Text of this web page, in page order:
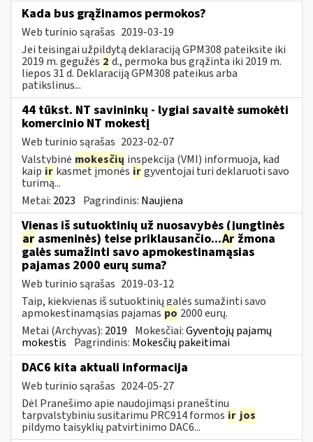
Kada bus grąžinamos permokos?
Web turinio sąrašas 2019-03-19
Jei teisingai užpildytą deklaraciją GPM308 pateiksite iki
2019 m. gegužės 2 d., permoka bus grąžinta iki 2019 m.
liepos 31 d. Deklaraciją GPM308 pateikus arba
patikslinus...
44 tūkst. NT savininkų - lygiai savaitė sumokėti
komercinio NT mokestį
Web turinio sąrašas 2023-02-07
Valstybinė mokesčių inspekcija (VMI) informuoja, kad
kaip ir kasmet įmonės irgyventojai turi deklaruoti savo
turimą...
Metai: 2023 Pagrindinis: Naujiena
Vienas iš sutuoktinių už nuosavybės (jungtinės
ar asmeninės) teise priklausančio...Ar žmona
galės sumažinti savo apmokestinamąsias
pajamas 2000 eurų suma?
Web turinio sąrašas 2019-03-12
Taip, kiekvienas iš sutuoktinių galės sumažinti savo
apmokestinamąsias pajamas po 2000 eurų.
Metai (Archyvas): 2019 Mokesčiai:Gyventojų pajamų
mokestis Pagrindinis: Mokesčių pakeitimai
DAC6 kita aktuali informacija
Web turinio sąrašas 2024-05-27
Dėl Pranešimo apie naudojimąsi praneštinu
tarpvalstybiniu susitarimu PRC914 formos ir jos
pildymo taisyklių patvirtinimo DAC6...